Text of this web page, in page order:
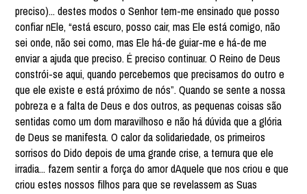
preciso)... destes modos o Senhor tem-me ensinado que posso
confiar nEle, “está escuro, posso cair, mas Ele está comigo, não
sei onde, não sei como, mas Ele há-de guiar-me e há-de me
enviar a ajuda que preciso. É preciso continuar. O Reino de Deus
constrói-se aqui, quando percebemos que precisamos do outro e
que ele existe e está próximo de nós”. Quando se sente a nossa
pobreza e a falta de Deus e dos outros, as pequenas coisas são
sentidas como um dom maravilhoso e não há dúvida que a glória
de Deus se manifesta. O calor da solidariedade, os primeiros
sorrisos do Dido depois de uma grande crise, a ternura que ele
irradia... fazem sentir a força do amor dAquele que nos criou e que
criou estes nossos filhos para que se revelassem as Suas